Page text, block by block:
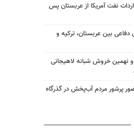
نفت آمریکا از عربستان پس
دفاعی بین عربستان، ترکیه و
نهمین خروش شبانه لاهیجانی
پرشور مردم آب‌پخش در گذرگاه